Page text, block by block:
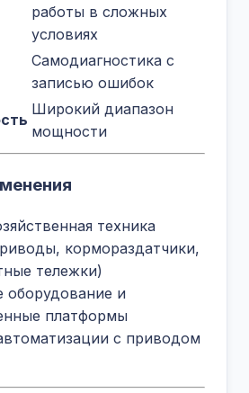
работы в сложных
условиях
Самодиагностика с
записью ошибок
Широкий диапазон
мощности
техника
кормораздатчики,
тележки)
оборудование и
платформы
с приводом